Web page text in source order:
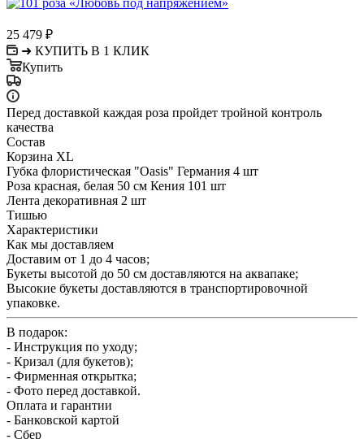
25 479 ₽
➜ КУПИТЬ В 1 КЛИК
Купить
Перед доставкой каждая роза пройдет тройной контроль
качества
Состав
Корзина XL
Губка флористическая "Oasis" Германия 4 шт
Роза красная, белая 50 см Кения 101 шт
Лента декоративная 2 шт
Тишью
Характеристики
Как мы доставляем
Доставим от 1 до 4 часов;
Букеты высотой до 50 см доставляются на аквапаке;
Высокие букеты доставляются в транспортировочной
упаковке.
В подарок:
- Инструкция по уходу;
- Кризал (для букетов);
- Фирменная открытка;
- Фото перед доставкой.
Оплата и гарантии
- Банковской картой
- Сбер